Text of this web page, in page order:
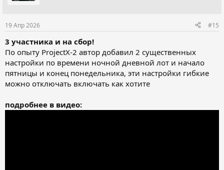
19 Апр 2026
#15
3 участника и на сбор!
По опыту ProjectX-2 автор добавил 2 существенных
настройки по времени ночной дневной лот и начало
пятницы и конец понедельника, эти настройки гибкие
можно отключать включать как хотите
подробнее в видео: